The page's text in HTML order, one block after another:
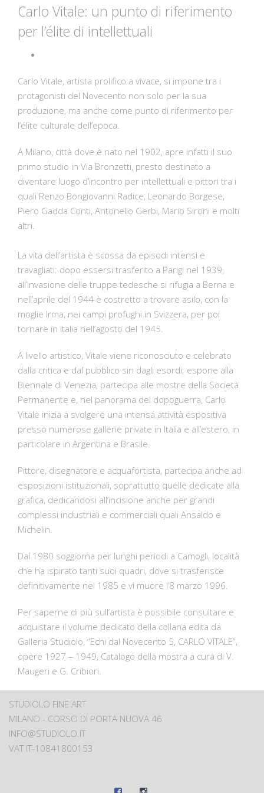
Carlo Vitale: un punto di riferimento
per l’élite di intellettuali
Carlo Vitale, artista prolifico a vivace, si impone tra i
protagonisti del Novecento non solo per la sua
produzione, ma anche come punto di riferimento per
l’élite culturale dell’epoca.
A Milano, città dove è nato nel 1902, apre infatti il suo
primo studio in Via Bronzetti, presto destinato a
diventare luogo d’incontro per intellettuali e pittori tra i
quali Renzo Bongiovanni Radice, Leonardo Borgese,
Piero Gadda Conti, Antonello Gerbi, Mario Sironi e molti
altri.
La vita dell’artista è scossa da episodi intensi e
travagliati: dopo essersi trasferito a Parigi nel 1939,
all’invasione delle truppe tedesche si rifugia a Berna e
nell’aprile del 1944 è costretto a trovare asilo, con la
moglie Irma, nei campi profughi in Svizzera, per poi
tornare in Italia nell’agosto del 1945.
A livello artistico, Vitale viene riconosciuto e celebrato
dalla critica e dal pubblico sin dagli esordi; espone alla
Biennale di Venezia, partecipa alle mostre della Società
Permanente e, nel panorama del dopoguerra, Carlo
Vitale inizia a svolgere una intensa attività espositiva
presso numerose gallerie private in Italia e all’estero, in
particolare in Argentina e Brasile.
Pittore, disegnatore e acquafortista, partecipa anche ad
esposizioni istituzionali, soprattutto quelle dedicate alla
grafica, dedicandosi all’incisione anche per grandi
complessi industriali e commerciali quali Ansaldo e
Michelin.
Dal 1980 soggiorna per lunghi periodi a Camogli, località
che ha ispirato tanti suoi quadri, dove si trasferisce
definitivamente nel 1985 e vi muore l’8 marzo 1996.
Per saperne di più sull’artista è possibile consultare e
acquistare il volume dedicato della collana edita da
Galleria Studiolo, “Echi dal Novecento 5, CARLO VITALE”,
opere 1927 – 1949, Catalogo della mostra a cura di V.
Maugeri e G. Cribiori.
STUDIOLO FINE ART
MILANO - CORSO DI PORTA NUOVA 46
INFO@STUDIOLO.IT
VAT IT-10841800153